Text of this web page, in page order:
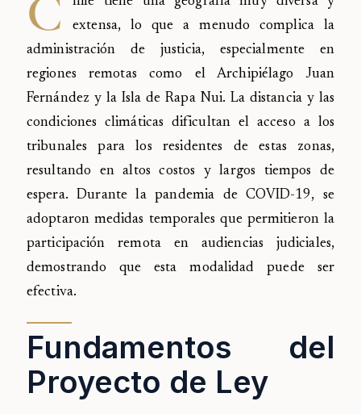
C
extensa, lo que a menudo complica la
administración de justicia, especialmente en
regiones remotas como el Archipiélago Juan
Fernández y la Isla de Rapa Nui. La distancia y las
condiciones climáticas dificultan el acceso a los
tribunales para los residentes de estas zonas,
resultando en altos costos y largos tiempos de
espera. Durante la pandemia de COVID-19, se
adoptaron medidas temporales que permitieron la
participación remota en audiencias judiciales,
demostrando que esta modalidad puede ser
efectiva.
Fundamentos del
Proyecto de Ley